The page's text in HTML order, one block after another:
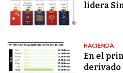
lidera
HACIENDA
En el
derivado